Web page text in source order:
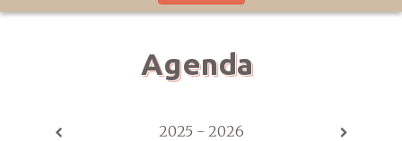
Agenda
2025 - 2026